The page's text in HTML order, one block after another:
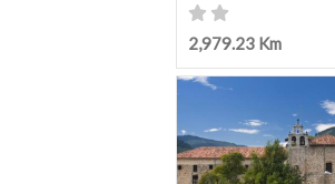
2,979.23 Km